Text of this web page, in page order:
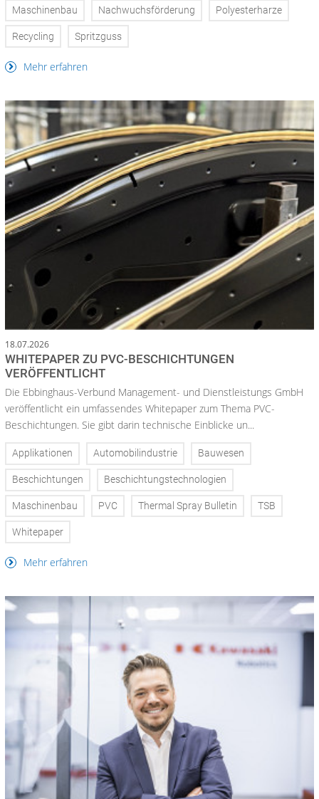
Maschinenbau Nachwuchsförderung Polyesterharze
Recycling Spritzguss
Mehr erfahren
18.07.2026
WHITEPAPER ZU PVC-BESCHICHTUNGEN
VERÖFFENTLICHT
Die Ebbinghaus-Verbund Management- und Dienstleistungs GmbH
veröffentlicht ein umfassendes Whitepaper zum Thema PVC-
Beschichtungen. Sie gibt darin technische Einblicke un...
Applikationen Automobilindustrie Bauwesen
Beschichtungen Beschichtungstechnologien
Maschinenbau PVC Thermal Spray Bulletin TSB
Whitepaper
Mehr erfahren